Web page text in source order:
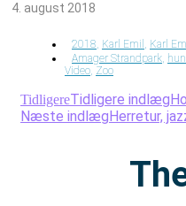
4. august 2018
2018, Karl Emil , Karl
Amager Strandpark,
Video, Zoo
TidligereTidligere indlæg
Næste indlæg Herretur,